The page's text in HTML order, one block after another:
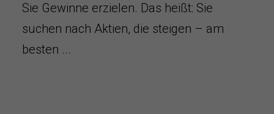
Sie Gewinne erzielen. Das heißt: Sie
suchen nach Aktien, die steigen – am
besten ...